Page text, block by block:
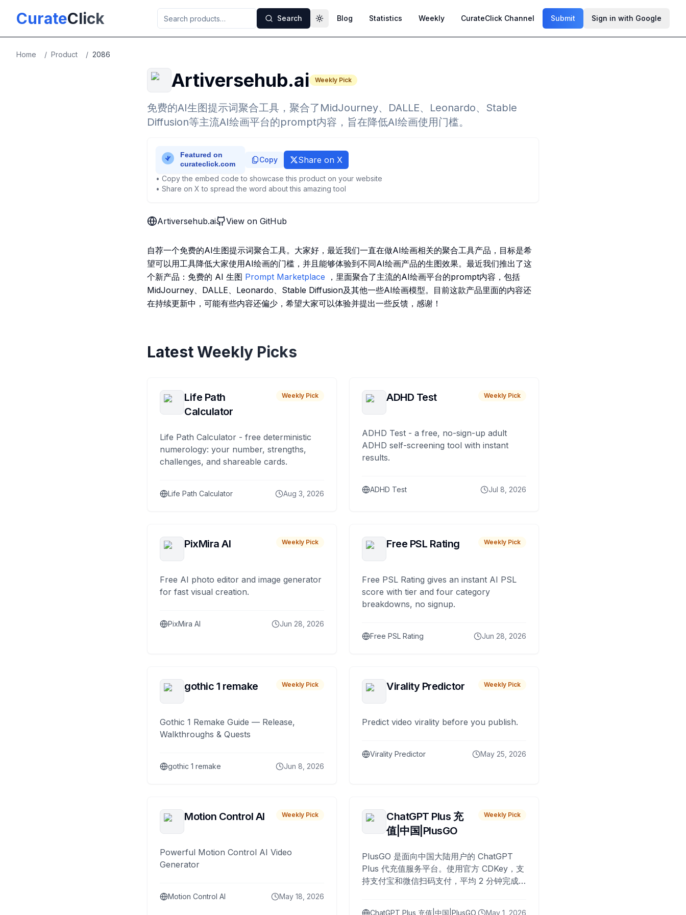
CurateClick Search Toggle theme
Blog Statistics Weekly CurateClick Channel Submit Sign in with Google
Home / Product / 2086
Artiversehub.ai Weekly Pick
免费的AI生图提示词聚合工具，聚合了MidJourney、DALLE、Leonardo、Stable
Diffusion等主流AI绘画平台的prompt内容，旨在降低AI绘画使用门槛。
Copy Share on X
• Copy the embed code to showcase this product on your website
• Share on X to spread the word about this amazing tool
Artiversehub.ai View on GitHub
自荐一个免费的AI生图提示词聚合工具。大家好，最近我们一直在做AI绘画相关的聚合工具产品，目标是希
望可以用工具降低大家使用AI绘画的门槛，并且能够体验到不同AI绘画产品的生图效果。最近我们推出了这
个新产品：免费的 AI 生图 Prompt Marketplace ，里面聚合了主流的AI绘画平台的prompt内容，包括
MidJourney、DALLE、Leonardo、Stable Diffusion及其他一些AI绘画模型。目前这款产品里面的内容还
在持续更新中，可能有些内容还偏少，希望大家可以体验并提出一些反馈，感谢！
Latest Weekly Picks
Life Path
Calculator
Weekly Pick
Life Path Calculator - free deterministic
numerology: your number, strengths,
challenges, and shareable cards.
Life Path Calculator Aug 3, 2026
ADHD Test Weekly Pick
ADHD Test - a free, no-sign-up adult
ADHD self-screening tool with instant
results.
ADHD Test Jul 8, 2026
PixMira AI Weekly Pick
Free AI photo editor and image generator
for fast visual creation.
PixMira AI Jun 28, 2026
Free PSL Rating Weekly Pick
Free PSL Rating gives an instant AI PSL
score with tier and four category
breakdowns, no signup.
Free PSL Rating Jun 28, 2026
gothic 1 remake Weekly Pick
Gothic 1 Remake Guide — Release,
Walkthroughs & Quests
gothic 1 remake Jun 8, 2026
Virality Predictor Weekly Pick
Predict video virality before you publish.
Virality Predictor May 25, 2026
Motion Control AI Weekly Pick
Powerful Motion Control AI Video
Generator
Motion Control AI May 18, 2026
ChatGPT Plus 充
值|中国|PlusGO
Weekly Pick
PlusGO 是面向中国大陆用户的 ChatGPT
Plus 代充值服务平台。使用官方 CDKey，支
持支付宝和微信扫码支付，平均 2 分钟完成
ChatGPT Plus 充值|中国|PlusGO May 1, 2026